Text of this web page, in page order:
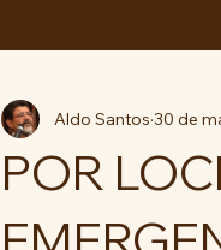
POR
Aldo Santos 30 de